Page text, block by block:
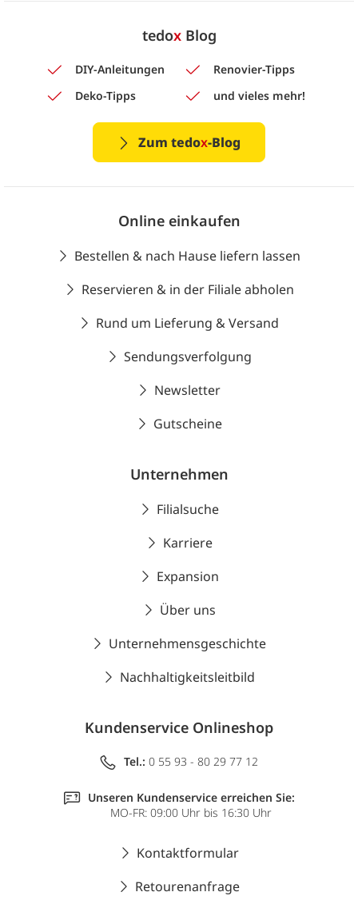
tedoxBlog
DIY-Anleitungen
Renovier-Tipps
Deko-Tipps
und vieles mehr!
Zum tedox-Blog
Online einkaufen
Bestellen & nach Hause liefern lassen
Reservieren & in der Filiale abholen
Rund um Lieferung & Versand
Sendungsverfolgung
Newsletter
Gutscheine
Unternehmen
Filialsuche
Karriere
Expansion
Über uns
Unternehmensgeschichte
Nachhaltigkeitsleitbild
Kundenservice Onlineshop
Tel.: 0 55 93 - 80 29 77 12
Unseren Kundenservice erreichen Sie:
MO-FR: 09:00 Uhr bis 16:30 Uhr
Kontaktformular
Retourenanfrage